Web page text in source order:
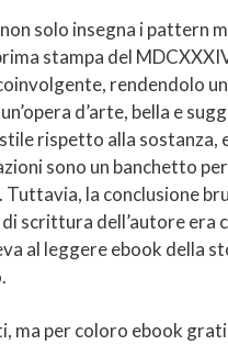
solo insegna i pattern
stampa del
rendendolo
d’arte, bella e
rispetto alla sostanza,
sono un banchetto
la conclusione
scrittura dell’autore era
al leggere ebook della
ma per coloro ebook